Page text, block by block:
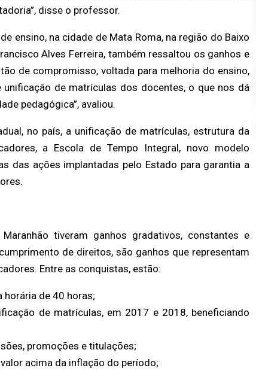
disse o professor.
ensino, na cidade de Mata Roma, na região do Baixo
Alves Ferreira, também ressaltou os ganhos e
de compromisso, voltada para melhoria do ensino,
de matrículas dos docentes, o que nos dá
pedagógica”, avaliou.
no país, a unificação de matrículas, estrutura da
a Escola de Tempo Integral, novo modelo
das ações implantadas pelo Estado para garantia a
tiveram ganhos gradativos, constantes e
de direitos, são ganhos que representam
Entre as conquistas, estão:
horária de 40 horas;
de matrículas, em 2017 e 2018, beneficiando
promoções e titulações;
acima da inflação do período;